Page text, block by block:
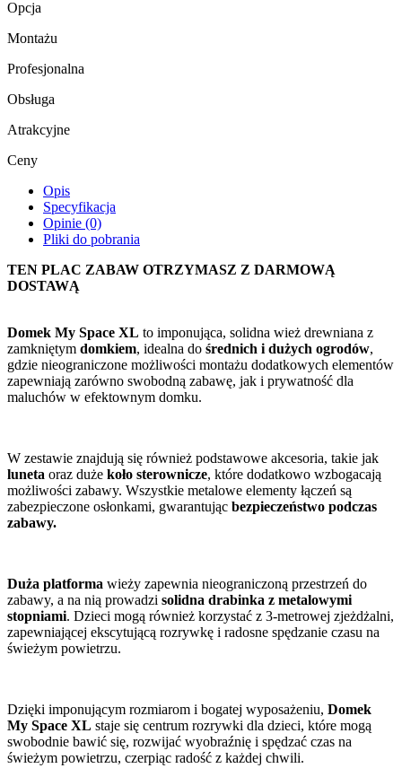
Opcja
Montażu
Profesjonalna
Obsługa
Atrakcyjne
Ceny
Opis
Specyfikacja
Opinie (0)
Pliki do pobrania
TEN PLAC ZABAW OTRZYMASZ Z DARMOWĄ
DOSTAWĄ
Domek My Space XL to imponująca, solidna wież drewniana z
zamkniętym domkiem, idealna do średnich i dużych ogrodów,
gdzie nieograniczone możliwości montażu dodatkowych elementów
zapewniają zarówno swobodną zabawę, jak i prywatność dla
maluchów w efektownym domku.
W zestawie znajdują się również podstawowe akcesoria, takie jak
luneta oraz duże koło sterownicze, które dodatkowo wzbogacają
możliwości zabawy. Wszystkie metalowe elementy łączeń są
zabezpieczone osłonkami, gwarantując bezpieczeństwo podczas
zabawy.
Duża platforma wieży zapewnia nieograniczoną przestrzeń do
zabawy, a na nią prowadzi solidna drabinka z metalowymi
stopniami. Dzieci mogą również korzystać z 3-metrowej zjeżdżalni,
zapewniającej ekscytującą rozrywkę i radosne spędzanie czasu na
świeżym powietrzu.
Dzięki imponującym rozmiarom i bogatej wyposażeniu, Domek
My Space XL staje się centrum rozrywki dla dzieci, które mogą
swobodnie bawić się, rozwijać wyobraźnię i spędzać czas na
świeżym powietrzu, czerpiąc radość z każdej chwili.